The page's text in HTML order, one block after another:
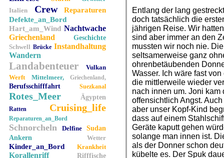
Italien
Crew
Reparaturen
Defekte_an_Bord
Hart_am_Wind Nachtwache
Griechenland
Geschichte
Schwell Brücke Instandhaltung
Wandern
Landabenteuer
Vulkan
Werft
Mittelmeer, Griechenland,
Berufsschifffahrt Suezkanal
Rotes_Meer Ägypten
Ratten Cruising_life
Reparaturen_an_Bord
Schnorcheln Delfine
Sudan
Ankern
Wetter
Kinder_an_Bord Krankheit
Korallenriff Rifffische
Entlang der lang
doch tatsächlich die
jährigen Reise. Wir
sind aber immer an den
mussten wir noch nie.
seltsamerweise ganz
ohrenbetäubenden
Wasser. Ich wäre fast
die mittlerweile wieder
nach innen um. Joni kam
offensichtlich Angst.
aber unser Kopf-Kind
dass auf einem
Geräte kaputt gehen
solange man innen ist.
als der Donner schon
kübelte es. Der Spuk